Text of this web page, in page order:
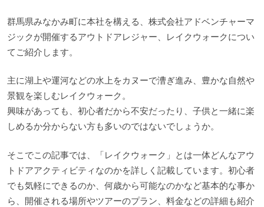
群馬県みなかみ町に本社を構える、株式会社アドベンチャーマ
ジックが開催するアウトドアレジャー、レイクウォークについ
てご紹介します。
主に湖上や運河などの水上をカヌーで漕ぎ進み、豊かな自然や
景観を楽しむレイクウォーク。
興味があっても、初心者だから不安だったり、子供と一緒に楽
しめるか分からない方も多いのではないでしょうか。
そこでこの記事では、「レイクウォーク」とは一体どんなアウ
トドアアクティビティなのかを詳しく記載しています。初心者
でも気軽にできるのか、何歳から可能なのかなど基本的な事か
ら、開催される場所やツアーのプラン、料金などの詳細も紹介